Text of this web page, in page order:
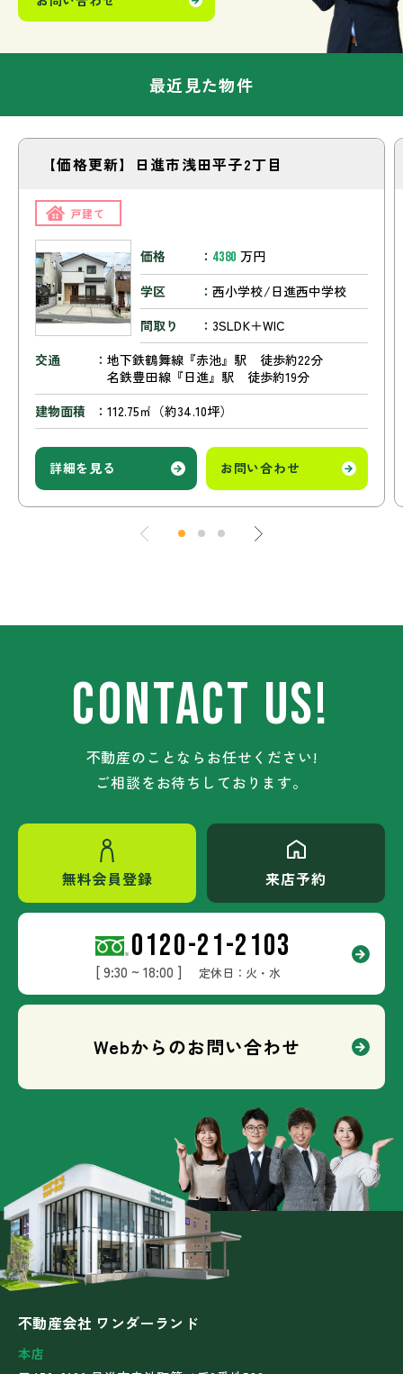
最近見た物件
【価格更新】日進市浅田平子2丁目
戸建て
価格 4380 万円
学区
西小学校/日進西中学校
間取り
3SLDK＋WIC
交通
地下鉄鶴舞線『赤池』駅 徒歩約22分
名鉄豊田線『日進』駅 徒歩約19分
建物面積
112.75㎡（約34.10坪）
詳細を見る お問い合わせ
CONTACT US!
不動産のことならお任せください!
ご相談をお待ちしております。
無料会員登録 来店予約
0120-21-2103
[ 9:30 ~ 18:00 ] 定休日：火・水
Webからのお問い合わせ
不動産会社 ワンダーランド
本店